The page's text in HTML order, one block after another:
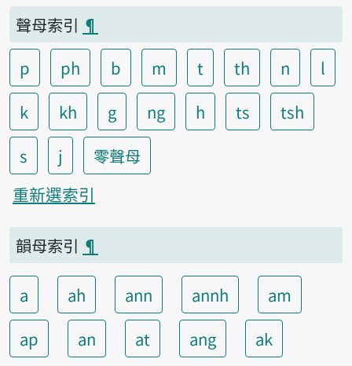
聲母索引 ¶
p
ph b m t th n
l
k
kh g ng h ts
tsh
s
j
零聲母
重新選索引
韻母索引 ¶
a ah ann annh
am
ap
an at ang ak